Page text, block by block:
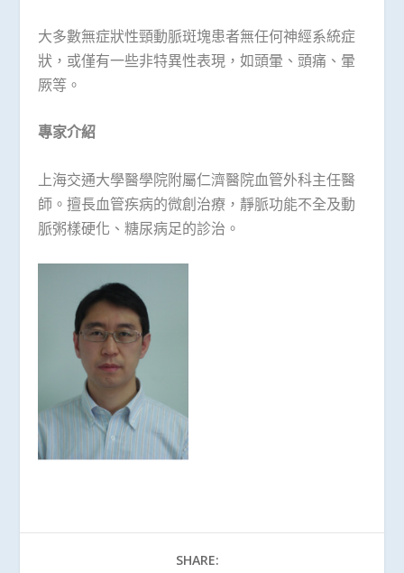
大多數無症狀性頸動脈斑塊患者無任何神經系統症
狀，或僅有一些非特異性表現，如頭暈、頭痛、暈
厥等。
專家介紹
上海交通大學醫學院附屬仁濟醫院血管外科主任醫
師。擅長血管疾病的微創治療，靜脈功能不全及動
脈粥樣硬化、糖尿病足的診治。
SHARE: